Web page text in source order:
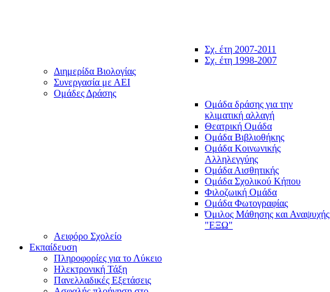
Σχ. έτη 2007-2011
Σχ. έτη 1998-2007
Διημερίδα Βιολογίας
Συνεργασία με ΑΕΙ
Ομάδες Δράσης
Ομάδα δράσης για την
κλιματική αλλαγή
Θεατρική Ομάδα
Ομάδα Βιβλιοθήκης
Ομάδα Κοινωνικής
Αλληλεγγύης
Ομάδα Αισθητικής
Ομάδα Σχολικού Κήπου
Φιλοζωική Ομάδα
Ομάδα Φωτογραφίας
Όμιλος Μάθησης και Αναψυχής
"ΕΞΩ"
Αειφόρο Σχολείο
Εκπαίδευση
Πληροφορίες για το Λύκειο
Ηλεκτρονική Τάξη
Πανελλαδικές Εξετάσεις